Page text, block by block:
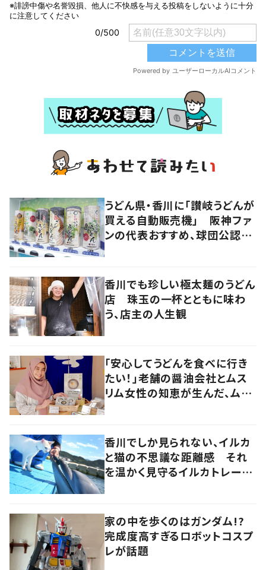
うどん県・香川に「讃岐うどんが
買える自動販売機」 阪神ファ
ンの代表おすすめ、球団公認カ
香川でも珍しい極太麺のうどん
店 珠玉の一杯とともに味わ
う、店主の人生観
「安心してうどんを食べに行き
たい！」老舗の醤油会社とムス
リム女性の知恵が生んだ、ムス
香川でしか見られない、イルカ
と猫の不思議な距離感 それ
を温かく見守るイルカトレーナ
家の中を歩くのはガンダム!?
完成度高すぎるロボットコスプ
レが話題